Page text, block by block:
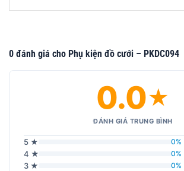
0 đánh giá cho Phụ kiện đồ cưới – PKDC094
0.0★
ĐÁNH GIÁ TRUNG BÌNH
5 ★ 0%
4 ★ 0%
3 ★ 0%